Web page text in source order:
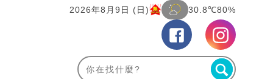
2026年8月9日 (日) 30.8℃80%